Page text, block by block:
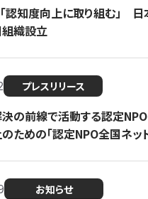
認知度向上に取り組む」 日
織設立
プレスリリース
の前線で活動する認定
ための「認定NPO全国ネッ
お知らせ